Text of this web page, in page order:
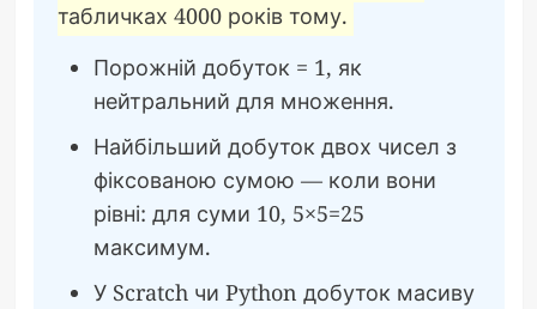
табличках 4000 років тому.
Порожній добуток = 1, як
нейтральний для множення.
Найбільший добуток двох чисел з
фіксованою сумою — коли вони
рівні: для суми 10, 5×5=25
максимум.
У Scratch чи Python добуток масиву